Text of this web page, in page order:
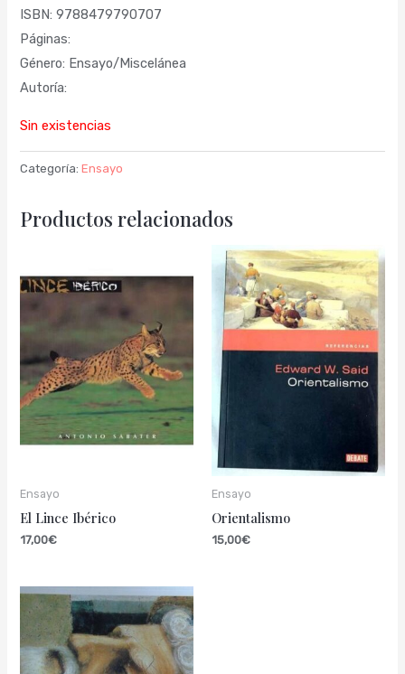
ISBN: 9788479790707
Páginas:
Género: Ensayo/Miscelánea
Autoría:
Sin existencias
Categoría:Ensayo
Productos relacionados
Ensayo
El Lince Ibérico
17,00€
Ensayo
Orientalismo
15,00€